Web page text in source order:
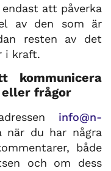
att påverka
av den som är
resten av det
i kraft.
frågor
info@n-
när du har några
både
och om dess